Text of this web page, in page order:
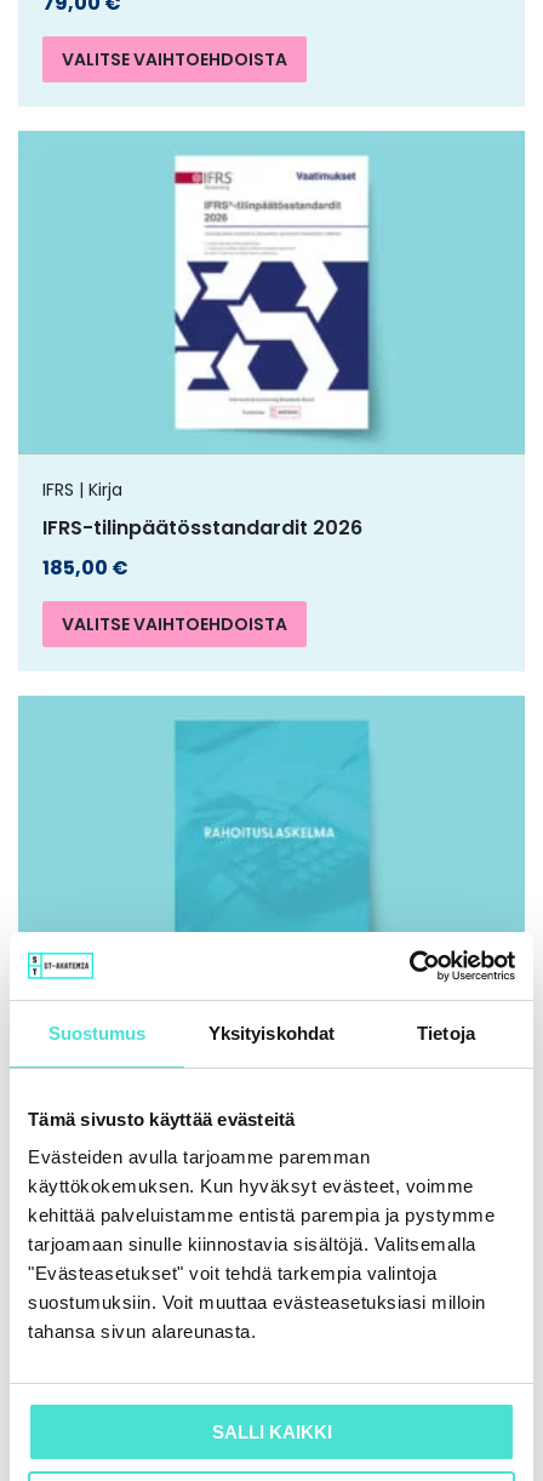
Suostumus Yksityiskohdat Tietoja
Tämä sivusto käyttää evästeitä
Evästeiden avulla tarjoamme paremman
käyttökokemuksen. Kun hyväksyt evästeet, voimme
kehittää palveluistamme entistä parempia ja pystymme
tarjoamaan sinulle kiinnostavia sisältöjä. Valitsemalla
"Evästeasetukset" voit tehdä tarkempia valintoja
suostumuksiin. Voit muuttaa evästeasetuksiasi milloin
tahansa sivun alareunasta.
SALLI KAIKKI
VALITSE VAIHTOEHDOISTA
IFRS | Kirja
IFRS-tilinpäätösstandardit 2026
185,00 €
VALITSE VAIHTOEHDOISTA
86,00€ (+ alv)
LISÄÄ OSTOSKORIIN
KAIKKI KIRJAT